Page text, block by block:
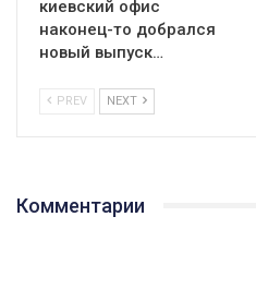
киевский офис
наконец-то добрался
новый выпуск…
PREV NEXT
Комментарии